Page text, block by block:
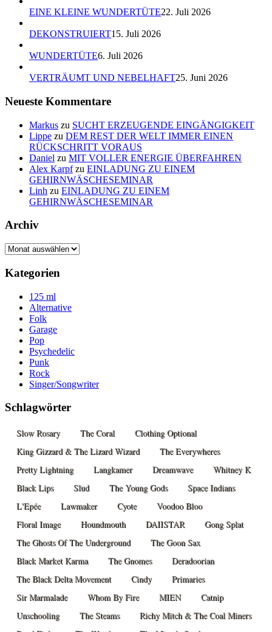
EINE KLEINE WUNDERTÜTE22. Juli 2026
DEKONSTRUIERT15. Juli 2026
WUNDERTÜTE6. Juli 2026
VERTRÄUMT UND NEBELHAFT25. Juni 2026
Neueste Kommentare
Markus zu SUCHT ERZEUGENDE EINGÄNGIGKEIT
Lippe zu DEM REST DER WELT IMMER EINEN
RÜCKSCHRITT VORAUS
Daniel zu MIT VOLLER ENERGIE ÜBERFAHREN
Alex Karpfzu EINLADUNG ZU EINEM
GEHIRNWÄSCHESEMINAR
Linh zu EINLADUNG ZU EINEM
GEHIRNWÄSCHESEMINAR
Archiv
Archiv
Kategorien
125 ml
Alternative
Folk
Garage
Pop
Psychedelic
Punk
Rock
Singer/Songwriter
Schlagwörter
Slow Rosary The Coral
Clothing Optional
King Gizzard & The Lizard Wizard
The Everywheres
Pretty Lightning
Langkamer Dreamwave
Whitney K
Black Lips
Slud The Young Gods
Space Indians
L'Epée
Lawmaker Cyote
Voodoo Bloo
Floral Image
Houndmouth DAIISTAR
Gong Splat
The Ghosts Of The Underground
The Goon Sax
Black Market Karma
The Gnomes
Deradoorian
The Black Delta Movement
Cindy
Primaries
Sir Marmalade
Whom By Fire MIEN
Catnip
Unschooling
The Steams
Richy Mitch & The Coal Miners